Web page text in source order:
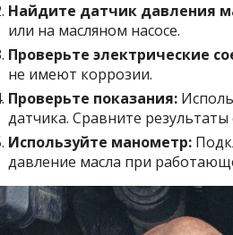
Найдите датчик давления
или на масляном насосе.
Проверьте электрические
не имеют коррозии.
Проверьте показания:
датчика. Сравните
Используйте манометр:
давление масла при